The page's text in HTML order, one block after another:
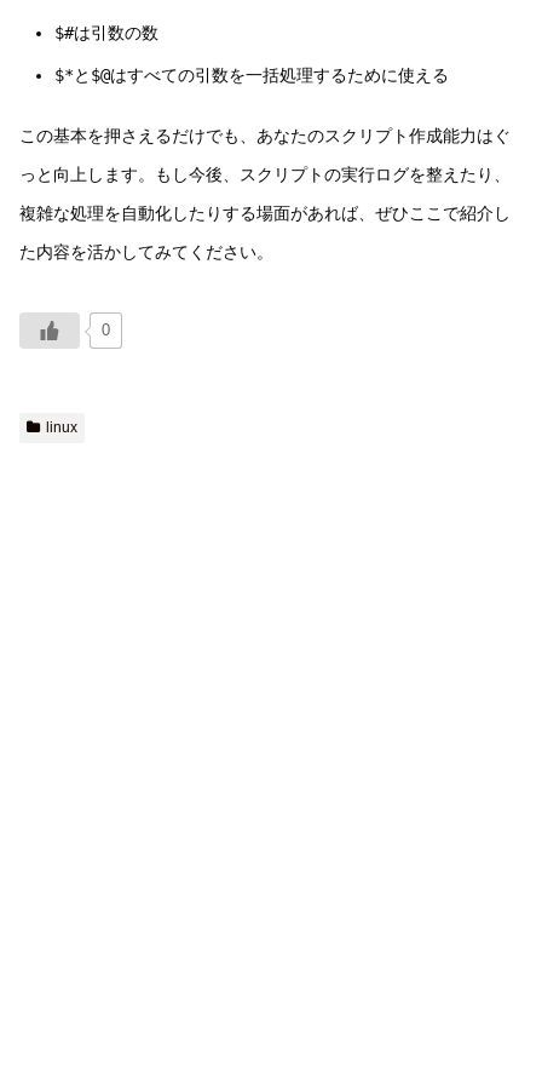
$#は引数の数
$*と $@はすべての引数を一括処理するために使える
この基本を押さえるだけでも、あなたのスクリプト作成能力はぐ
っと向上します。もし今後、スクリプトの実行ログを整えたり、
複雑な処理を自動化したりする場面があれば、ぜひここで紹介し
た内容を活かしてみてください。
0
linux